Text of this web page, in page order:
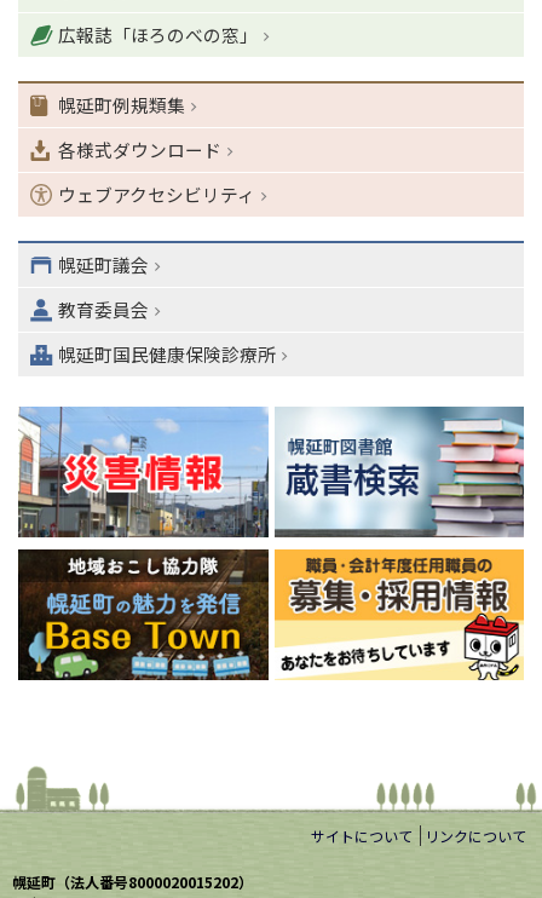
広報誌「ほろのべの窓」
幌延町例規類集
各様式ダウンロード
ウェブアクセシビリティ
幌延町議会
教育委員会
幌延町国民健康保険診療所
サイトについて リンクについて
幌延町（法人番号8000020015202）